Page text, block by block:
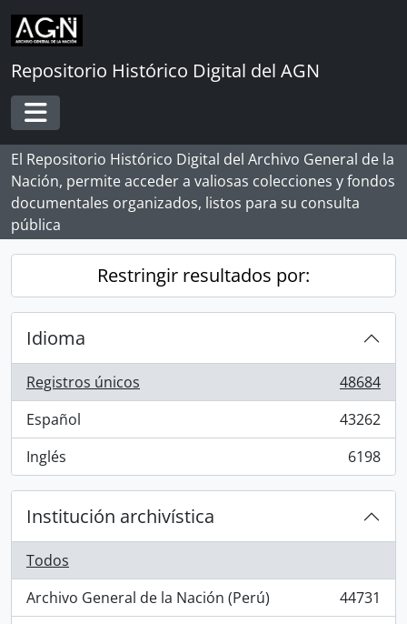
Skip to main content
Repositorio Histórico Digital del AGN
Toggle navigation
El Repositorio Histórico Digital del Archivo General de la
Nación, permite acceder a valiosas colecciones y fondos
documentales organizados, listos para su consulta
pública
Restringir resultados por:
Idioma
Registros únicos
, 48684 resultados
48684
Español
, 43262 resultados
43262
Inglés
, 6198 resultados 6198
Institución archivística
Todos
Archivo General de la Nación (Perú)
, 44731 resultados
44731